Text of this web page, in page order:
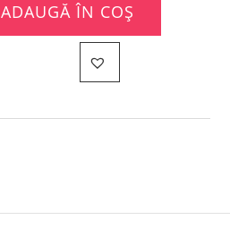
ADAUGĂ ÎN COȘ